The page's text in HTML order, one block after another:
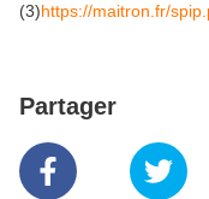
(3)https://maitron.fr/
Partager